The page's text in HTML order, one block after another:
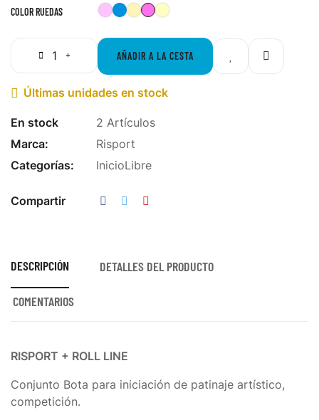
COLOR RUEDAS
Komplex
Rosa
Komplex
Azul
BoxerBoxerKomplex
Crema
AÑADIR A LA CESTA
 Últimas unidades en stock
En stock
2 Artículos
Marca:
Risport
Categorías:
InicioLibre
Compartir
DESCRIPCIÓN DETALLES DEL PRODUCTO
COMENTARIOS
RISPORT + ROLL LINE
Conjunto Bota para iniciación de patinaje artístico,
competición.